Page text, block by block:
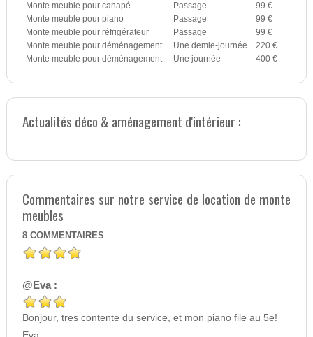
Monte meuble pour canapé
Passage
99 €
Monte meuble pour piano
Passage
99 €
Monte meuble pour réfrigérateur
Passage
99 €
Monte meuble pour déménagement
Une demie-journée
220 €
Monte meuble pour déménagement
Une journée 400 €
Actualités déco & aménagement d'intérieur :
Commentaires sur notre service de location de monte
meubles
8 COMMENTAIRES
@Eva :
Bonjour, tres contente du service, et mon piano file au 5e!